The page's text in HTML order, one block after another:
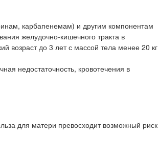
карбапенемам) и другим компонентам
желудочно-кишечного тракта в
возраст до 3 лет с массой тела менее 20 кг
недостаточность, кровотечения в
для матери превосходит возможный риск